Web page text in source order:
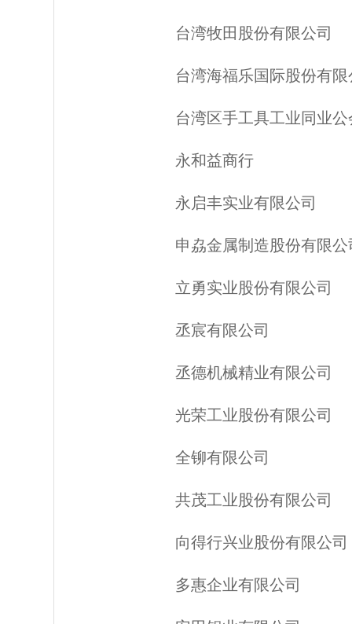
台湾牧田股份有限公司
台湾海福乐国际股份有限
台湾区手工具工业同业公
永和益商行
永启丰实业有限公司
申劦金属制造股份有限公
立勇实业股份有限公司
丞宸有限公司
丞德机械精业有限公司
光荣工业股份有限公司
全铆有限公司
共茂工业股份有限公司
向得行兴业股份有限公司
多惠企业有限公司